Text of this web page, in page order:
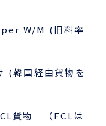
W/M (旧料率
(韓国経由貨物を
貨物
（FCLは